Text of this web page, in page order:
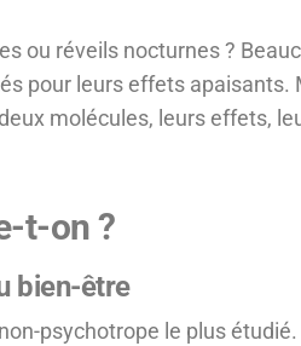
ou réveils nocturnes ?
pour leurs effets
molécules, leurs effets,
t-on ?
bien-être
psychotrope le plus